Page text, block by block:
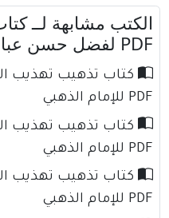
الكتب مشابهة لــ
PDF لفضل حسن عباس
PDF للإمام الذهبي
PDF للإمام الذهبي
PDF للإمام الذهبي